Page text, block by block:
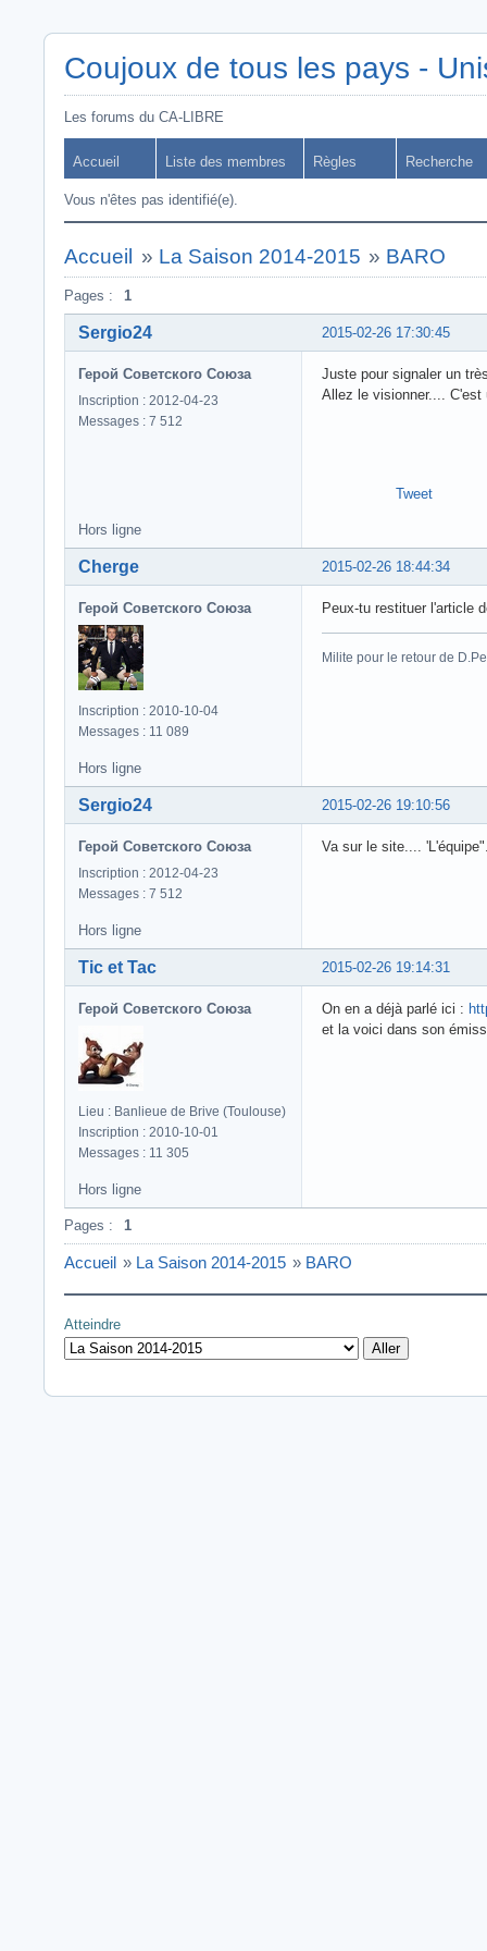
Coujoux de tous les pays -
Les forums du CA-LIBRE
Accueil Liste des membres Règles Recherche
Vous n'êtes pas identifié(e).
Accueil » La Saison 2014-2015 » BARO
Pages : 1
2015-02-26 17:30:45
Sergio24
Герой Советского Союза
Inscription : 2012-04-23
Messages : 7 512
Juste pour signaler un
Allez le visionner....
Tweet
Hors ligne
2015-02-26 18:44:34
Cherge
Герой Советского Союза
Inscription : 2010-10-04
Messages : 11 089
Peux-tu restituer l'article
Milite pour le retour de
Hors ligne
2015-02-26 19:10:56
Sergio24
Герой Советского Союза
Inscription : 2012-04-23
Messages : 7 512
Va sur le site....
Hors ligne
2015-02-26 19:14:31
Tic et Tac
Герой Советского Союза
Lieu : Banlieue de Brive (Toulouse)
Inscription : 2010-10-01
Messages : 11 305
On en a déjà parlé ici :
et la voici dans son
Hors ligne
Pages : 1
Accueil » La Saison 2014-2015 » BARO
Atteindre